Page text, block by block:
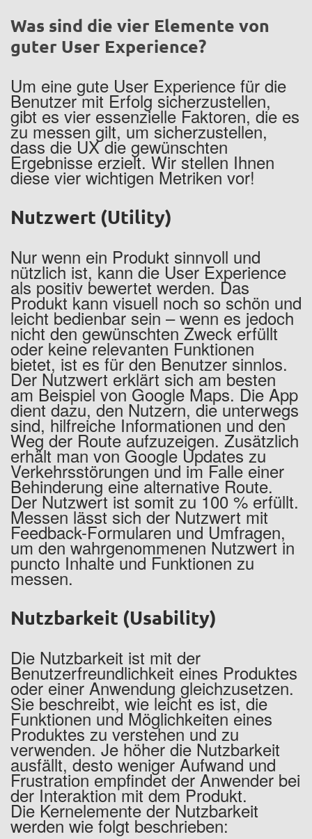
Was sind die vier Elemente von
guter User Experience?
Um eine gute User Experience für die
Benutzer mit Erfolg sicherzustellen,
gibt es vier essenzielle Faktoren, die es
zu messen gilt, um sicherzustellen,
dass die UX die gewünschten
Ergebnisse erzielt. Wir stellen Ihnen
diese vier wichtigen Metriken vor!
Nutzwert (Utility)
Nur wenn ein Produkt sinnvoll und
nützlich ist, kann die User Experience
als positiv bewertet werden. Das
Produkt kann visuell noch so schön und
leicht bedienbar sein – wenn es jedoch
nicht den gewünschten Zweck erfüllt
oder keine relevanten Funktionen
bietet, ist es für den Benutzer sinnlos.
Der Nutzwert erklärt sich am besten
am Beispiel von Google Maps. Die App
dient dazu, den Nutzern, die unterwegs
sind, hilfreiche Informationen und den
Weg der Route aufzuzeigen. Zusätzlich
erhält man von Google Updates zu
Verkehrsstörungen und im Falle einer
Behinderung eine alternative Route.
Der Nutzwert ist somit zu 100 % erfüllt.
Messen lässt sich der Nutzwert mit
Feedback-Formularen und Umfragen,
um den wahrgenommenen Nutzwert in
puncto Inhalte und Funktionen zu
messen.
Nutzbarkeit (Usability)
Die Nutzbarkeit ist mit der
Benutzerfreundlichkeit eines Produktes
oder einer Anwendung gleichzusetzen.
Sie beschreibt, wie leicht es ist, die
Funktionen und Möglichkeiten eines
Produktes zu verstehen und zu
verwenden. Je höher die Nutzbarkeit
ausfällt, desto weniger Aufwand und
Frustration empfindet der Anwender bei
der Interaktion mit dem Produkt.
Die Kernelemente der Nutzbarkeit
werden wie folgt beschrieben: